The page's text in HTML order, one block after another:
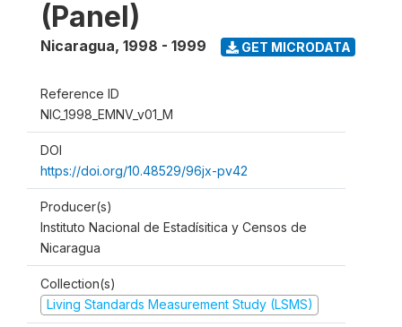
(Panel)
Nicaragua, 1998 - 1999 GET MICRODATA
Reference ID
NIC_1998_EMNV_v01_M
DOI
https://doi.org/10.48529/96jx-pv42
Producer(s)
Instituto Nacional de Estadísitica y Censos de
Nicaragua
Collection(s)
Living Standards Measurement Study (LSMS)